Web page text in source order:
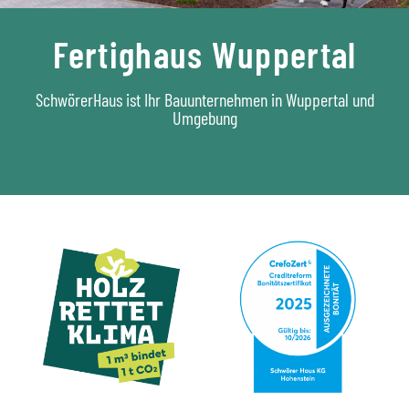
Fertighaus Wuppertal
SchwörerHaus ist Ihr Bauunternehmen in Wuppertal und
Umgebung